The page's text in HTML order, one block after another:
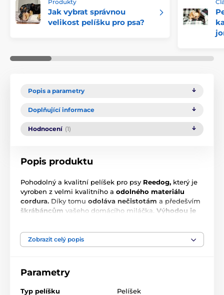
Produkty
Jak vybrat správnou
velikost pelíšku pro psa?
Popis a parametry
Doplňující informace
Hodnocení (1)
Popis produktu
Pohodolný a kvalitní pelíšek pro psy Reedog, který je
vyroben z velmi kvalitního a odolného materiálu
cordura. Díky tomu odoláva nečistotám a předešvím
škrábáncům vašeho domácího miláčka. Výhodou je
a váš pejsek tak bude spokojen po celou dobu
lenošení.Udělejte vašemu pejskovi pohodlía kupte
Zobrazit celý popis
Parametry
Typ pelíšku Pelíšek